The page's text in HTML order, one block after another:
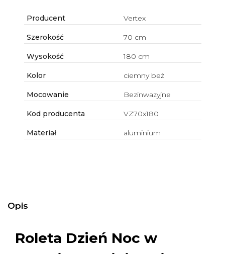
Producent Vertex
Szerokość 70 cm
Wysokość 180 cm
Kolor ciemny beż
Mocowanie Bezinwazyjne
Kod producenta VZ70x180
Materiał aluminium
Opis
Roleta Dzień Noc w